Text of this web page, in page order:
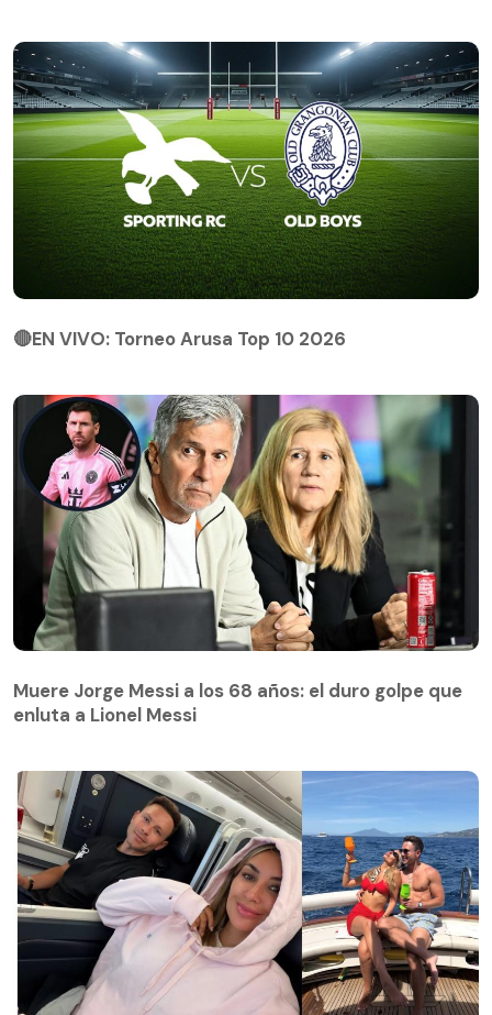
🔴EN VIVO: Torneo Arusa Top 10 2026
Muere Jorge Messi a los 68 años: el duro golpe que
enluta a Lionel Messi